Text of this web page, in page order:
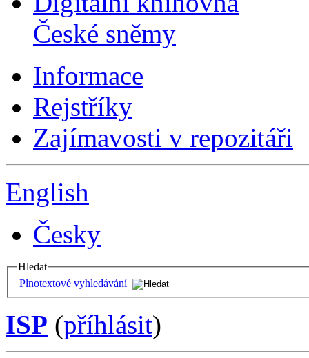
České sněmy
Informace
Rejstříky
Zajímavosti v repozitáři
English
Česky
Hledat
Plnotextové vyhledávání
ISP (příhlásit)